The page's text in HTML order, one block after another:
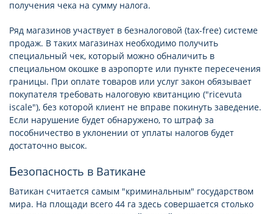
получения чека на сумму налога.
Ряд магазинов участвует в безналоговой (tax-free) системе
продаж. В таких магазинах необходимо получить
специальный чек, который можно обналичить в
специальном окошке в аэропорте или пункте пересечения
границы. При оплате товаров или услуг закон обязывает
покупателя требовать налоговую квитанцию ("ricevuta
iscale"), без которой клиент не вправе покинуть заведение.
Если нарушение будет обнаружено, то штраф за
пособничество в уклонении от уплаты налогов будет
достаточно высок.
Безопасность в Ватикане
Ватикан считается самым "криминальным" государством
мира. На площади всего 44 га здесь совершается столько